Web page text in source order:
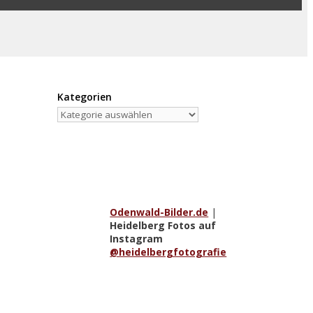
Kategorien
Kategorien
Odenwald-Bilder.de |
Heidelberg Fotos auf
Instagram
@heidelbergfotografie